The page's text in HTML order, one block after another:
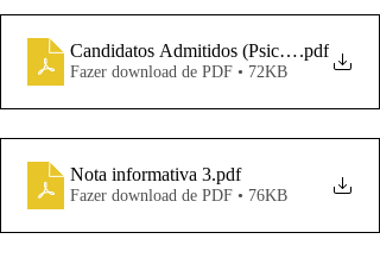
Candidatos Admitidos (Psicologia)
.pdf
Fazer download de PDF • 72KB
Nota informativa 3.pdf
Fazer download de PDF • 76KB